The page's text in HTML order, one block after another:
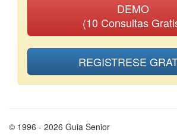
DEMO
(10 Consultas
REGISTRESE
© 1996 - 2026 Guia Senior